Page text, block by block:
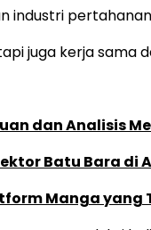
industri
juga kerja sama
dan Analisis
Batu Bara di
Manga